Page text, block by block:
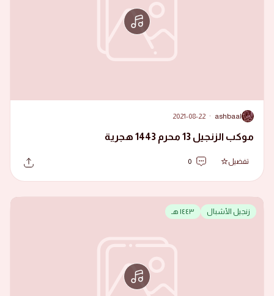
A
ashbaal
·
2021-08-22
موكب الزنجيل 13 محرم 1443 هجرية
تفضيل 0
زنجيل الأشبال ١٤٤٣ هـ